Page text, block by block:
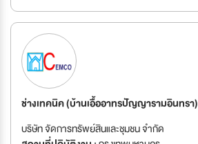
ช่างเทคนิค (บ้านเอื้ออาทรปัญญารามอินทรา)
บริษัท จัดการทรัพย์สินและชุมชน จำกัด